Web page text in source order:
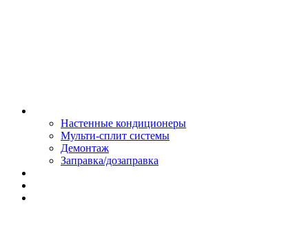
Настенные кондиционеры
Мульти-сплит системы
Демонтаж
Заправка/дозаправка